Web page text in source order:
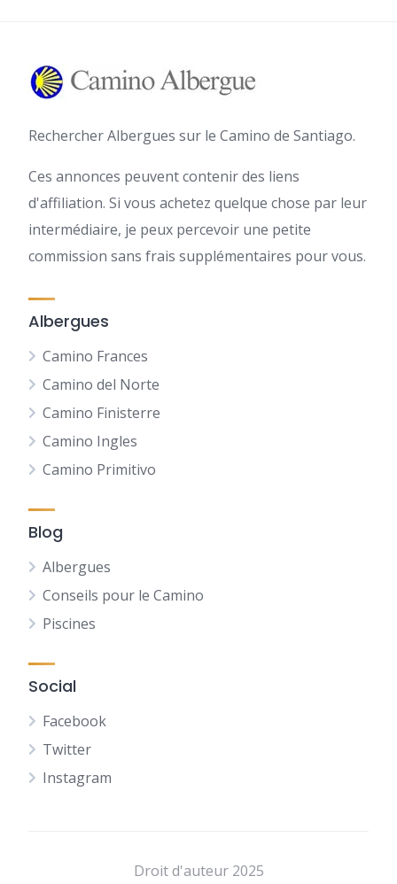
Rechercher Albergues sur le Camino de Santiago.
Ces annonces peuvent contenir des liens
d'affiliation. Si vous achetez quelque chose par leur
intermédiaire, je peux percevoir une petite
commission sans frais supplémentaires pour vous.
Albergues
Camino Frances
Camino del Norte
Camino Finisterre
Camino Ingles
Camino Primitivo
Blog
Albergues
Conseils pour le Camino
Piscines
Social
Facebook
Twitter
Instagram
Droit d'auteur 2025